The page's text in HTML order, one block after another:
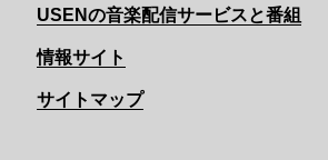
USENの音楽配信サービスと番組
情報サイト
サイトマップ